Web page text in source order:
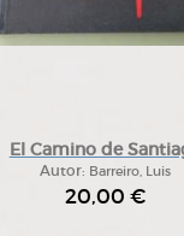
El Camino de
Autor: Barreiro, Luis
20,00 €